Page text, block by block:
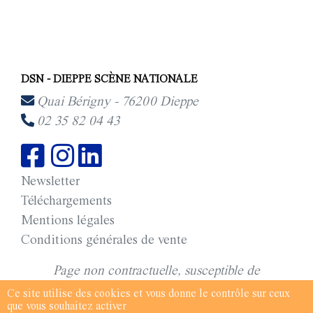
DSN - DIEPPE SCÈNE NATIONALE
Quai Bérigny - 76200 Dieppe
02 35 82 04 43
Newsletter
Téléchargements
Mentions légales
Conditions générales de vente
Page non contractuelle, susceptible de
modifications © saison 2025-2026 DSN - Dieppe
Ce site utilise des cookies et vous donne le contrôle sur ceux
que vous souhaitez activer